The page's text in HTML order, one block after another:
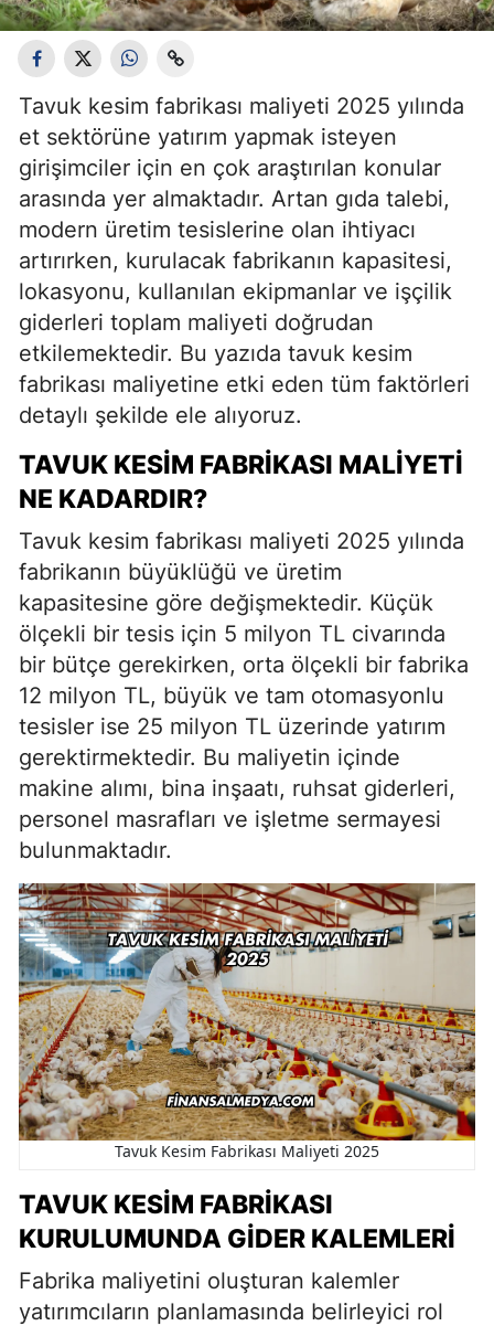
Tavuk kesim fabrikası maliyeti 2025 yılında
et sektörüne yatırım yapmak isteyen
girişimciler için en çok araştırılan konular
arasında yer almaktadır. Artan gıda talebi,
modern üretim tesislerine olan ihtiyacı
artırırken, kurulacak fabrikanın kapasitesi,
lokasyonu, kullanılan ekipmanlar ve işçilik
giderleri toplam maliyeti doğrudan
etkilemektedir. Bu yazıda tavuk kesim
fabrikası maliyetine etki eden tüm faktörleri
detaylı şekilde ele alıyoruz.
TAVUK KESIM FABRIKASI MALIYETI
NE KADARDIR?
Tavuk kesim fabrikası maliyeti 2025 yılında
fabrikanın büyüklüğü ve üretim
kapasitesine göre değişmektedir. Küçük
ölçekli bir tesis için 5 milyon TL civarında
bir bütçe gerekirken, orta ölçekli bir fabrika
12 milyon TL, büyük ve tam otomasyonlu
tesisler ise 25 milyon TL üzerinde yatırım
gerektirmektedir. Bu maliyetin içinde
makine alımı, bina inşaatı, ruhsat giderleri,
personel masrafları ve işletme sermayesi
bulunmaktadır.
Tavuk Kesim Fabrikası Maliyeti 2025
TAVUK KESIM FABRIKASI
KURULUMUNDA GIDER KALEMLERI
Fabrika maliyetini oluşturan kalemler
yatırımcıların planlamasında belirleyici rol